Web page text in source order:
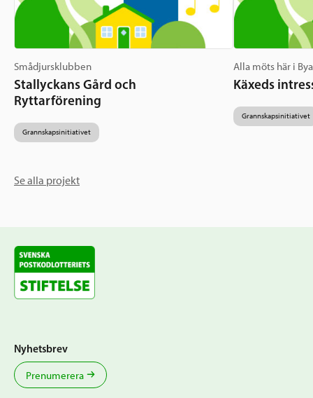
Smådjursklubben
Stallyckans Gård och
Ryttarförening
Grannskapsinitiativet
Alla möts här i
Käxeds
Grannskapsinitiativet
Se alla projekt
Nyhetsbrev
Prenumerera